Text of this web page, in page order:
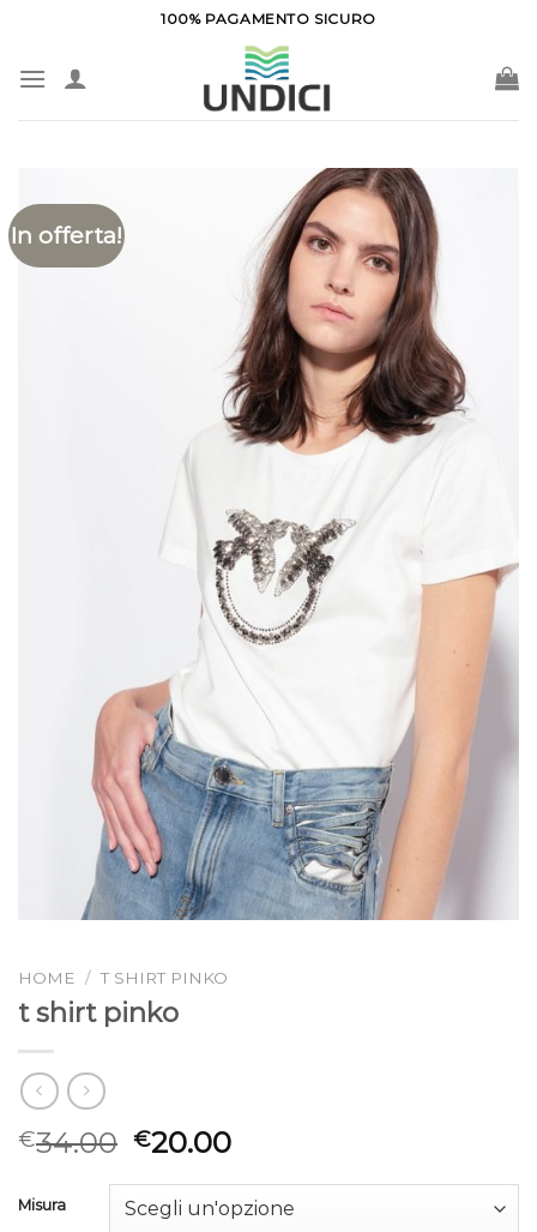
contenuti
100% PAGAMENTO SICURO
In offerta!
HOME / T SHIRT PINKO
t shirt pinko
€34.00 €20.00
Misura